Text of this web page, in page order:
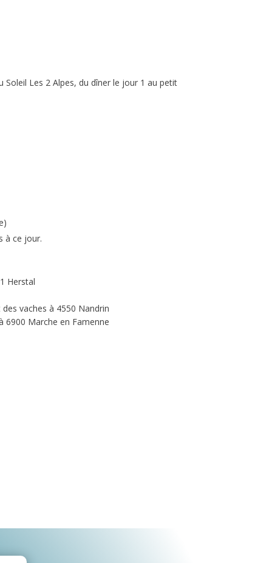
Soleil Les 2 Alpes, du dîner le jour 1 au petit
à ce jour.
Herstal
vaches à 4550 Nandrin
6900 Marche en Famenne